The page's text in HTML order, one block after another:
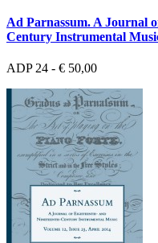
Ad Parnassum. A Journal
Century Instrumental
ADP 24 - € 50,00